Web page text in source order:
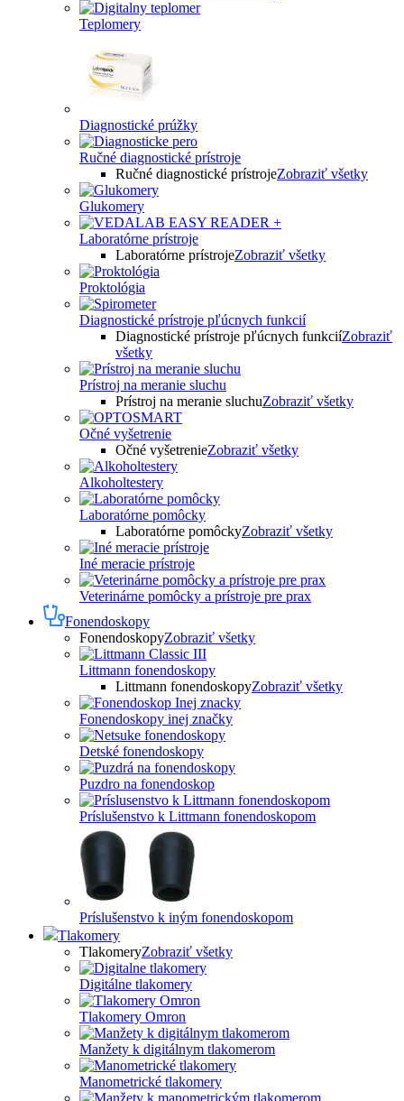
Teplomery
Diagnostické prúžky
Ručné diagnostické prístroje
Ručné diagnostické prístrojeZobraziť všetky
Glukomery
Laboratórne prístroje
Laboratórne prístrojeZobraziť všetky
Proktológia
Diagnostické prístroje pľúcnych funkcií
Diagnostické prístroje pľúcnych funkciíZobraziť
všetky
Prístroj na meranie sluchu
Prístroj na meranie sluchuZobraziť všetky
Očné vyšetrenie
Očné vyšetrenieZobraziť všetky
Alkoholtestery
Laboratórne pomôcky
Laboratórne pomôckyZobraziť všetky
Iné meracie prístroje
Veterinárne pomôcky a prístroje pre prax
Fonendoskopy
FonendoskopyZobraziť všetky
Littmann fonendoskopy
Littmann fonendoskopyZobraziť všetky
Fonendoskopy inej značky
Detské fonendoskopy
Puzdro na fonendoskop
Príslušenstvo k Littmann fonendoskopom
Príslušenstvo k iným fonendoskopom
Tlakomery
TlakomeryZobraziť všetky
Digitálne tlakomery
Tlakomery Omron
Manžety k digitálnym tlakomerom
Manometrické tlakomery